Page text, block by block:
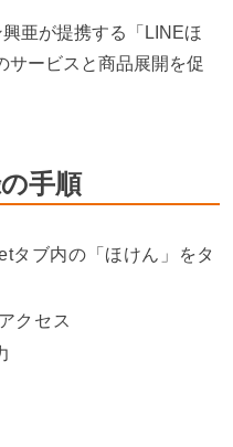
亜が提携する「LINEほ
サービスと商品展開を促
手順
タブ内の「ほけん」をタ
クセス